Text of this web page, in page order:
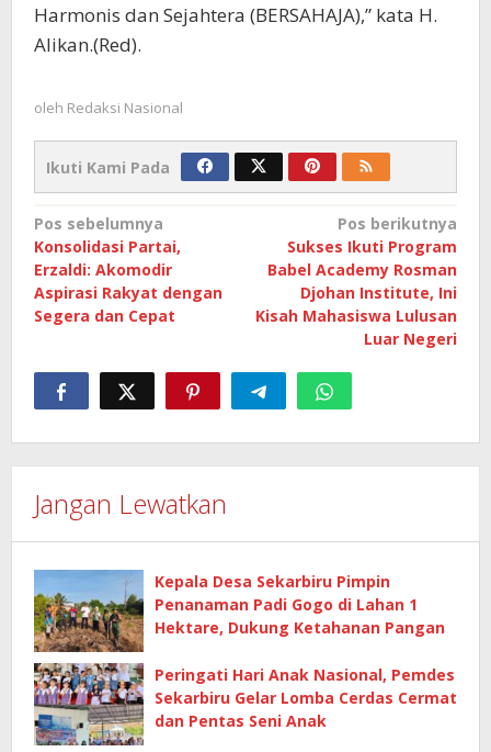
Harmonis dan Sejahtera (BERSAHAJA),” kata H.
Alikan.(Red).
oleh Redaksi Nasional
Ikuti Kami Pada
Navigasi
pos
Pos sebelumnya
Konsolidasi Partai,
Erzaldi: Akomodir
Aspirasi Rakyat dengan
Segera dan Cepat
Pos berikutnya
Sukses Ikuti Program
Babel Academy Rosman
Djohan Institute, Ini
Kisah Mahasiswa Lulusan
Luar Negeri
Jangan Lewatkan
Kepala Desa Sekarbiru Pimpin
Penanaman Padi Gogo di Lahan 1
Hektare, Dukung Ketahanan Pangan
Peringati Hari Anak Nasional, Pemdes
Sekarbiru Gelar Lomba Cerdas Cermat
dan Pentas Seni Anak